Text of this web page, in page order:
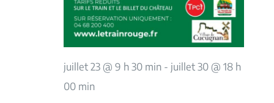
juillet 23 @ 9 h 30 min- juillet 30 @ 18 h
00 min